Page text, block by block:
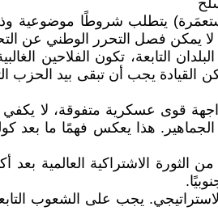
يتطلب شروطًا موضوعية
يمكن فصل التحرر الوطني عن
التابعة، تكون الفلاحين
القيادة يجب أن تبقى بيد
قوى عسكرية متفوقة، لا
الجماهير. هذا يعكس فهمًا ما بعد
يجب على الشعوب